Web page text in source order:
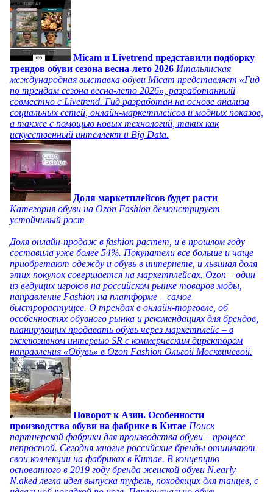
Micam и Livetrend представили подборку
трендов обуви сезона весна-лето 2026 Итальянская
международная выставка обуви Micam представляет «Гид
по трендам сезона весна-лето 2026», разработанный
совместно с Livetrend. Гид разработан на основе анализа
социальных сетей, онлайн-маркетплейсов и модных показов,
а также с помощью новых технологий, таких как
искусственный интеллект и Big Data.
Доля маркетплейсов будет расти
Категория обуви на Ozon Fashion демонстрирует
устойчивый рост
Доля онлайн-продаж в fashion растет, и в прошлом году
составила уже более 54%. Покупатели все больше и чаще
приобретают одежду и обувь в интернете, и львиная доля
этих покупок совершается на маркетплейсах. Ozon – один
из ведущих игроков на российском рынке товаров моды,
направление Fashion на платформе – самое
быстрорастущее. О трендах в онлайн-торговле, об
особенностях обувного рынка и рекомендациях для брендов,
планирующих продавать обувь через маркетплейс – в
эксклюзивном интервью SR с коммерческим директором
направления «Обувь» в Ozon Fashion Ольгой Москвичевой.
Поворот к Азии. Особенности
производства обуви на фабрике в Китае Поиск
партнерской фабрики для производства обуви – процесс
непростой. Сегодня многие российские бренды отшивают
свои коллекции на фабриках в Китае. В концепцию
основанного в 2019 году бренда женской обуви N.early
N.aked легла идея выпуска туфель, походящих для танцев, с